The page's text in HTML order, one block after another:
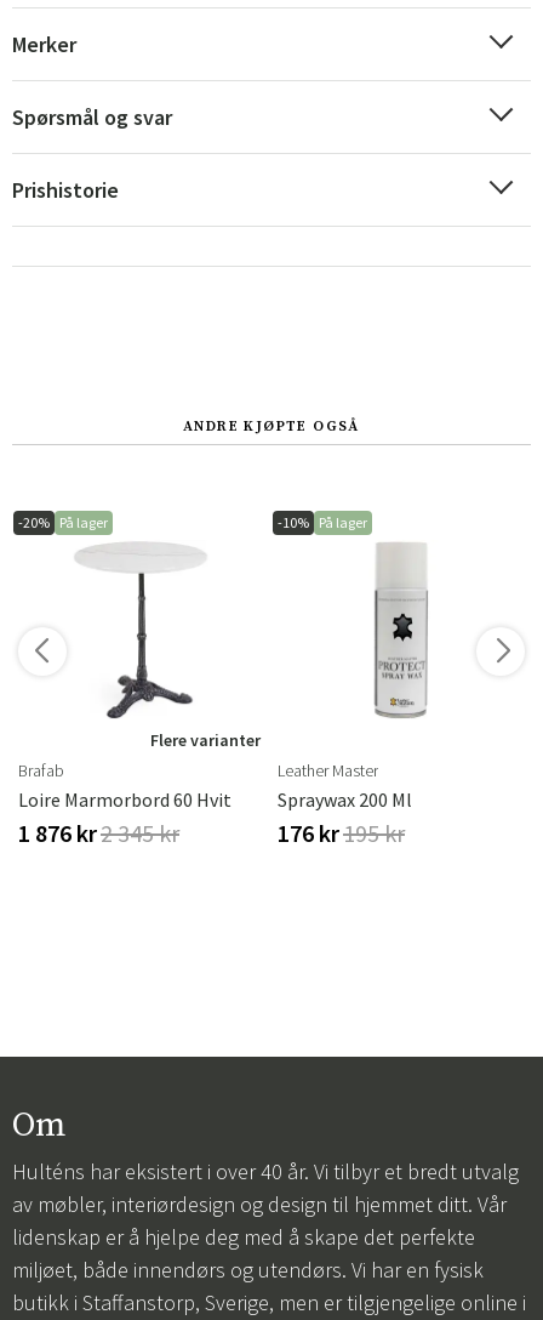
Merker
Spørsmål og svar
Prishistorie
ANDRE KJØPTE OGSÅ
-20% På lager
Flere varianter
Brafab
Loire Marmorbord 60 Hvit
1 876 kr2 345 kr
-10% På lager
Leather Master
Spraywax 200 Ml
176 kr195 kr
Om
Hulténs har eksistert i over 40 år. Vi tilbyr et bredt utvalg
av møbler, interiørdesign og design til hjemmet ditt. Vår
lidenskap er å hjelpe deg med å skape det perfekte
miljøet, både innendørs og utendørs. Vi har en fysisk
butikk i Staffanstorp, Sverige, men er tilgjengelige online i